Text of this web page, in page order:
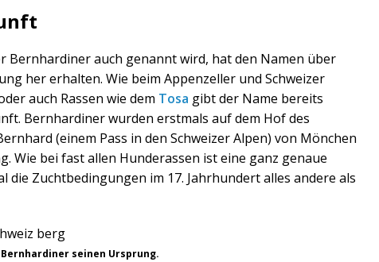
Bernhardiner auch genannt wird, hat den Namen über
her erhalten. Wie beim Appenzeller und Schweizer
auch Rassen wie dem Tosa gibt der Name bereits
Bernhardiner wurden erstmals auf dem Hof des
(einem Pass in den Schweizer Alpen) von Mönchen
Wie bei fast allen Hunderassen ist eine ganz genaue
die Zuchtbedingungen im 17. Jahrhundert alles andere als
seinen Ursprung.